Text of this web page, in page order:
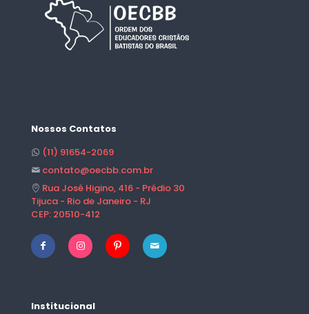
Nossos Contatos
(11) 91654-2069
contato@oecbb.com.br
Rua José Higino, 416 - Prédio 30
Tijuca - Rio de Janeiro - RJ
CEP: 20510-412
Institucional